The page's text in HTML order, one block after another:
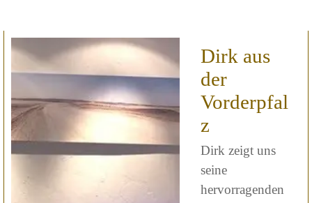
Dirk aus
der
Vorderpfal
z
Dirk zeigt uns
seine
hervorragenden